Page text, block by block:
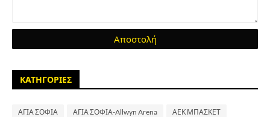
ΚΑΤΗΓΟΡΙΕΣ
ΑΓΙΑ ΣΟΦΙΑ ΑΓΙΑ ΣΟΦΙΑ-Allwyn Arena ΑΕΚ ΜΠΑΣΚΕΤ